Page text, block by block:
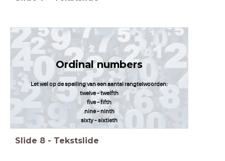
Ordinal numbers
Let wel op de spelling van een aantal rangtelwoorden:
twelve - twelfth
five - fifth
nine - ninth
sixty - sixtieth
Slide 8 - Tekstslide